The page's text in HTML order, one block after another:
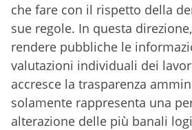
che fare con il rispetto della
sue regole. In questa
rendere pubbliche le
valutazioni individuali dei
accresce la trasparenza
solamente rappresenta una
alterazione delle più banali